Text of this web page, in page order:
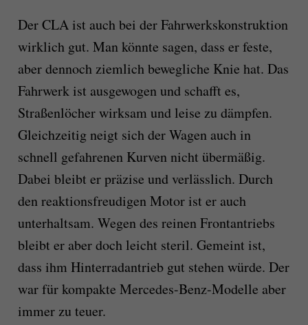
Der CLA ist auch bei der Fahrwerkskonstruktion
wirklich gut. Man könnte sagen, dass er feste,
aber dennoch ziemlich bewegliche Knie hat. Das
Fahrwerk ist ausgewogen und schafft es,
Straßenlöcher wirksam und leise zu dämpfen.
Gleichzeitig neigt sich der Wagen auch in
schnell gefahrenen Kurven nicht übermäßig.
Dabei bleibt er präzise und verlässlich. Durch
den reaktionsfreudigen Motor ist er auch
unterhaltsam. Wegen des reinen Frontantriebs
bleibt er aber doch leicht steril. Gemeint ist,
dass ihm Hinterradantrieb gut stehen würde. Der
war für kompakte Mercedes-Benz-Modelle aber
immer zu teuer.